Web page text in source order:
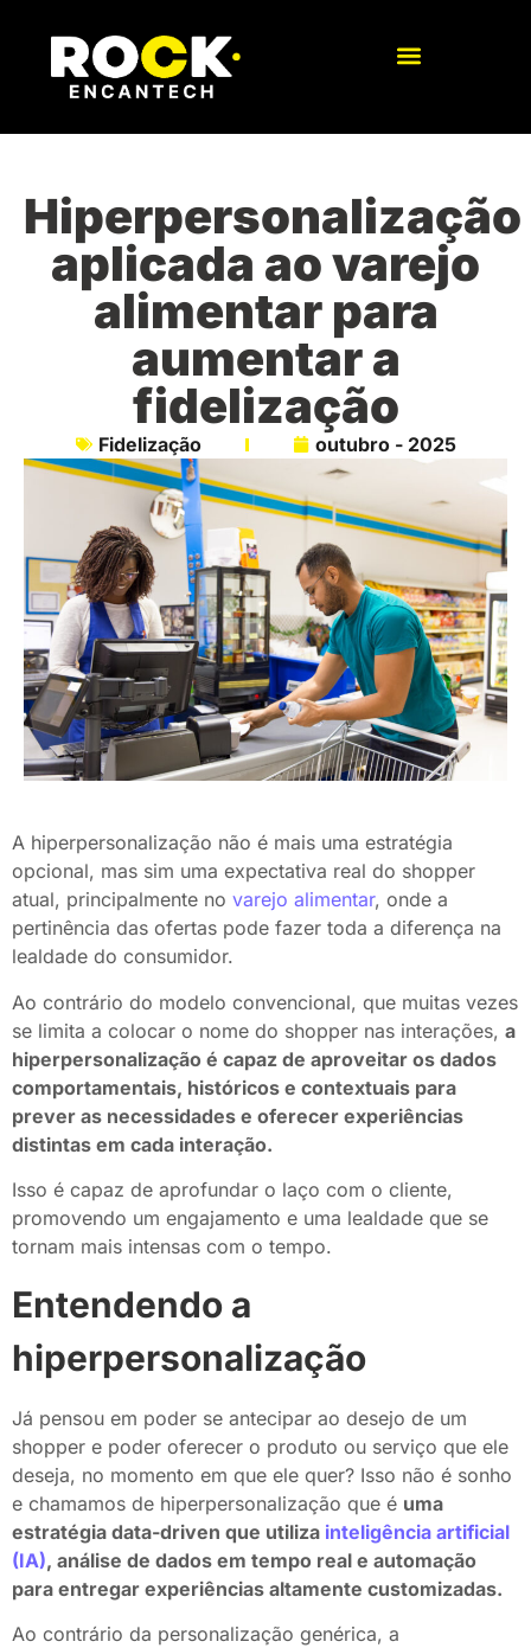
Hiperpersonalização
aplicada ao varejo
alimentar para
aumentar a
fidelização
Fidelização outubro - 2025
A hiperpersonalização não é mais uma estratégia
opcional, mas sim uma expectativa real do shopper
atual, principalmente no varejo alimentar, onde a
pertinência das ofertas pode fazer toda a diferença na
lealdade do consumidor.
Ao contrário do modelo convencional, que muitas vezes
se limita a colocar o nome do shopper nas interações, a
hiperpersonalização é capaz de aproveitar os dados
comportamentais, históricos e contextuais para
prever as necessidades e oferecer experiências
distintas em cada interação.
Isso é capaz de aprofundar o laço com o cliente,
promovendo um engajamento e uma lealdade que se
tornam mais intensas com o tempo.
Entendendo a
hiperpersonalização
Já pensou em poder se antecipar ao desejo de um
shopper e poder oferecer o produto ou serviço que ele
deseja, no momento em que ele quer? Isso não é sonho
e chamamos de hiperpersonalização que é uma
estratégia data-driven que utiliza inteligência artificial
(IA), análise de dados em tempo real e automação
para entregar experiências altamente customizadas.
Ao contrário da personalização genérica, a